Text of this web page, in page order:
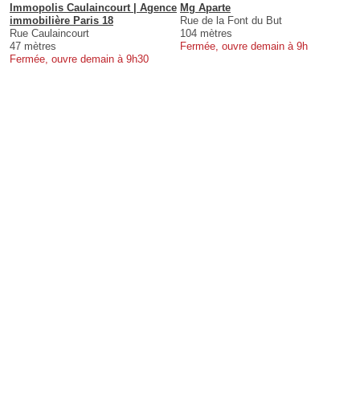
Immopolis Caulaincourt | Agence
immobilière Paris 18
Rue Caulaincourt
47 mètres
Fermée, ouvre demain à 9h30
Mg Aparte
Rue de la Font du But
104 mètres
Fermée, ouvre demain à 9h